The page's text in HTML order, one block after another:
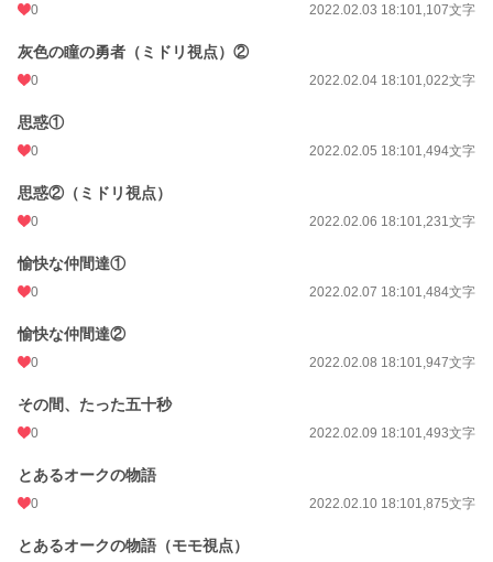
0 2022.02.03 18:101,107文字
灰色の瞳の勇者（ミドリ視点）②
0 2022.02.04 18:101,022文字
思惑①
0 2022.02.05 18:101,494文字
思惑②（ミドリ視点）
0 2022.02.06 18:101,231文字
愉快な仲間達①
0 2022.02.07 18:101,484文字
愉快な仲間達②
0 2022.02.08 18:101,947文字
その間、たった五十秒
0 2022.02.09 18:101,493文字
とあるオークの物語
0 2022.02.10 18:101,875文字
とあるオークの物語（モモ視点）